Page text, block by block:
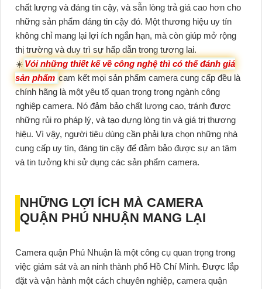
chất lượng và đáng tin cậy, và sẵn lòng trả giá cao hơn cho
những sản phẩm đáng tin cậy đó. Một thương hiệu uy tín
không chỉ mang lại lợi ích ngắn hạn, mà còn giúp mở rộng
thị trường và duy trì sự hấp dẫn trong tương lai.
☀️ Vói những thiết kế về công nghệ thì có thể đánh giá
sản phẩmcam kết mọi sản phẩm camera cung cấp đều là
chính hãng là một yêu tố quan trọng trong ngành công
nghiệp camera. Nó đảm bảo chất lượng cao, tránh được
những rủi ro pháp lý, và tạo dựng lòng tin và giá trị thương
hiệu. Vì vậy, người tiêu dùng cần phải lựa chọn những nhà
cung cấp uy tín, đáng tin cậy để đảm bảo được sự an tâm
và tin tưởng khi sử dụng các sản phẩm camera.
NHỮNG LỢI ÍCH MÀ CAMERA
QUẬN PHÚ NHUẬN MANG LẠI
Camera quận Phú Nhuận là một công cụ quan trọng trong
việc giám sát và an ninh thành phố Hồ Chí Minh. Được lắp
đặt và vận hành một cách chuyên nghiệp, camera quận